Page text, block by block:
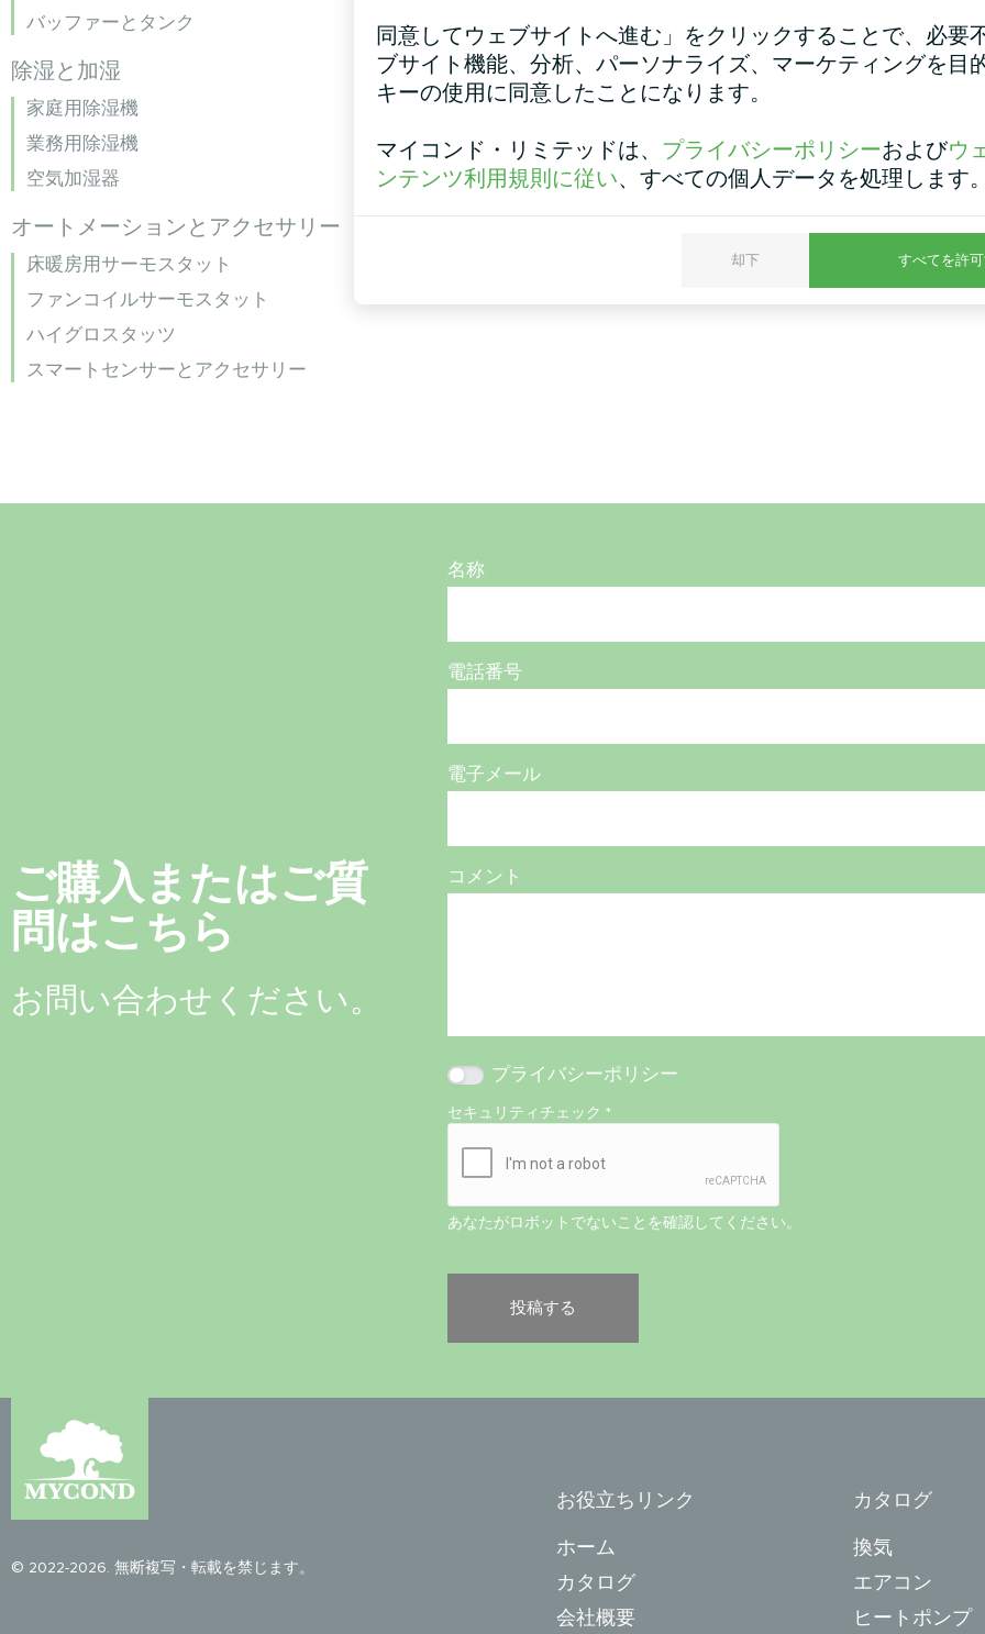
バッファーとタンク
除湿と加湿
家庭用除湿機
業務用除湿機
空気加湿器
オートメーションとアクセサリー
床暖房用サーモスタット
ファンコイルサーモスタット
ハイグロスタッツ
スマートセンサーとアクセサリー
ご購入またはご質
問はこちら
お問い合わせください。
名称
電話番号
電子メール
コメント
プライバシーポリシー
セキュリティチェック*
あなたがロボットでないことを確認してください。
© 2022-2026. 無断複写・転載を禁じます。
お役立ちリンク
ホーム
カタログ
会社概要
カタログ
換気
エアコン
ヒートポンプ
同意してウェブサイトへ進む」をクリックすることで、必要
ブサイト機能、分析、パーソナライズ、マーケティングを目
キーの使用に同意したことになります。
マイコンド・リミテッドは、 プライバシーポリシーおよびウ
ンテンツ利用規則に従い、すべての個人データを処理します
却下 すべてを許